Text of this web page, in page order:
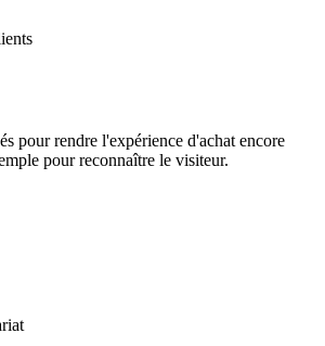
pour rendre l'expérience d'achat encore
pour reconnaître le visiteur.